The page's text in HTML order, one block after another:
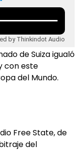
by Thinkindot Audio
de Suiza igualó
con este
del Mundo.
Free State, de
del